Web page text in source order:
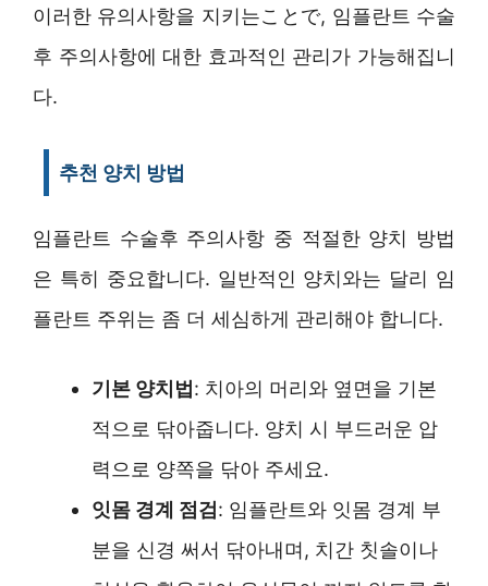
이러한 유의사항을 지키는ことで, 임플란트 수술
후 주의사항에 대한 효과적인 관리가 가능해집니
다.
추천 양치 방법
임플란트 수술후 주의사항 중 적절한 양치 방법
은 특히 중요합니다. 일반적인 양치와는 달리 임
플란트 주위는 좀 더 세심하게 관리해야 합니다.
기본 양치법: 치아의 머리와 옆면을 기본
적으로 닦아줍니다. 양치 시 부드러운 압
력으로 양쪽을 닦아 주세요.
잇몸 경계 점검: 임플란트와 잇몸 경계 부
분을 신경 써서 닦아내며, 치간 칫솔이나